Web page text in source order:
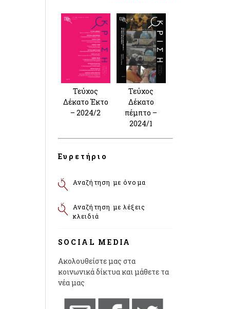
Τεύχος
Δέκατο Έκτο
– 2024/2
Τεύχος
Δέκατο
πέμπτο –
2024/1
Ευρετήριο
Αναζήτηση με όνομα
Αναζήτηση με λέξεις
κλειδιά
SOCIAL MEDIA
Ακολουθείστε μας στα
κοινωνικά δίκτυα και μάθετε τα
νέα μας